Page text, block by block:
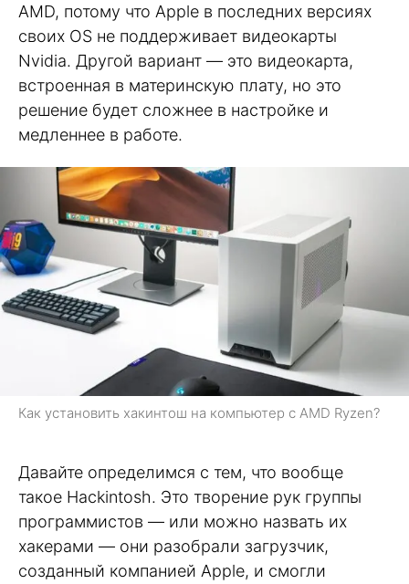
AMD, потому что Apple в последних версиях
своих OS не поддерживает видеокарты
Nvidia. Другой вариант — это видеокарта,
встроенная в материнскую плату, но это
решение будет сложнее в настройке и
медленнее в работе.
Как установить хакинтош на компьютер с AMD Ryzen?
Давайте определимся с тем, что вообще
такое Hackintosh. Это творение рук группы
программистов — или можно назвать их
хакерами — они разобрали загрузчик,
созданный компанией Apple, и смогли